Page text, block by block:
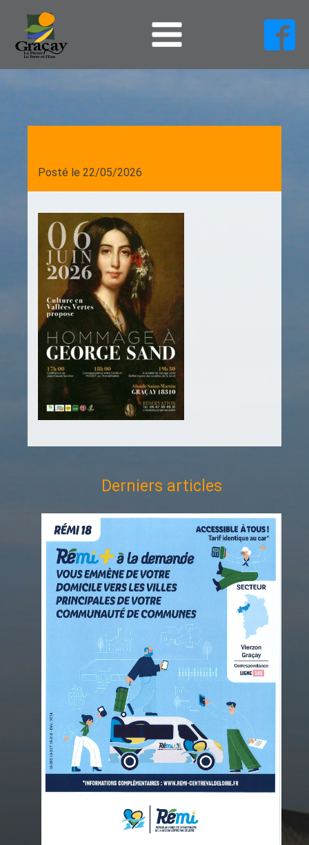
Posté le 22/05/2026
Derniers articles